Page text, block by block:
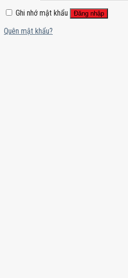
Ghi nhớ mật khẩu
Đăng nhập
Quên mật khẩu?